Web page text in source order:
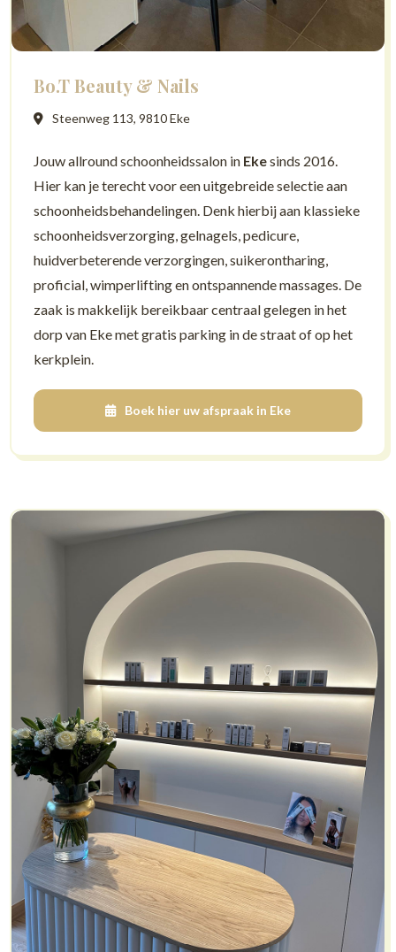
Bo.T Beauty & Nails
Steenweg 113, 9810 Eke
Jouw allround schoonheidssalon in Ekesinds 2016.
Hier kan je terecht voor een uitgebreide selectie aan
schoonheidsbehandelingen. Denk hierbij aan klassieke
schoonheidsverzorging, gelnagels, pedicure,
huidverbeterende verzorgingen, suikerontharing,
proficial, wimperlifting en ontspannende massages. De
zaak is makkelijk bereikbaar centraal gelegen in het
dorp van Eke met gratis parking in de straat of op het
kerkplein.
Boek hier uw afspraak in Eke